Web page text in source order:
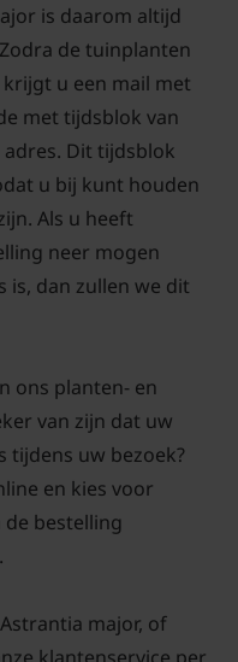
major?
is wit tot roze
lange stengels die
is frisgroen.
gemeten, 60 cm
gebruikt als
juni juli tot vaak in
planten dus toch
major
in de volle zon en
is. Net na de
bloemstengels
de pollen van de
is daarom altijd
de tuinplanten
u een mail met
met tijdsblok van
Dit tijdsblok
u bij kunt houden
Als u heeft
neer mogen
is, dan zullen we dit
ons planten- en
van zijn dat uw
tijdens uw bezoek?
en kies voor
bestelling
major, of